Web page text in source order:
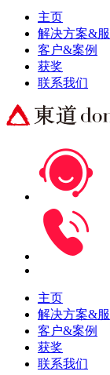
主页
解决方案&
客户&案例
获奖
联系我们
主页
解决方案&
客户&案例
获奖
联系我们